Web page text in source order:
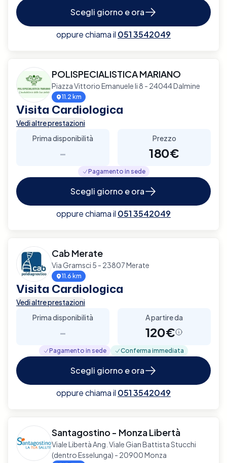
Scegli giorno e ora
oppure chiama il 051 3542049
POLISPECIALISTICA MARIANO
Piazza Vittorio Emanuele Ii 8 - 24044 Dalmine
11.2 km
Visita Cardiologica
Vedi altre prestazioni
Prima disponibilità
-
Prezzo
180€
Pagamento in sede
Scegli giorno e ora
oppure chiama il 051 3542049
Cab Merate
Via Gramsci 5 - 23807 Merate
11.6 km
Visita Cardiologica
Vedi altre prestazioni
Prima disponibilità
-
A partire da
120€
Pagamento in sede Conferma immediata
Scegli giorno e ora
oppure chiama il 051 3542049
Santagostino - Monza Libertà
Viale Libertà Ang. Viale Gian Battista Stucchi
(dentro Esselunga) - 20900 Monza